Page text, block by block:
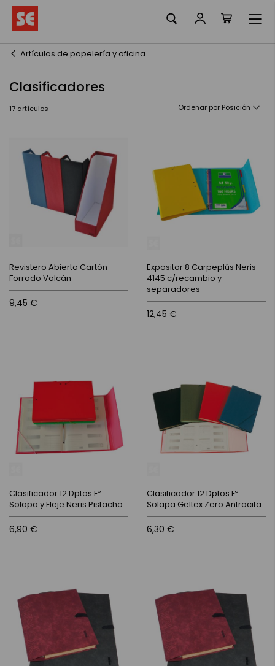
contenido
Artículos de papelería y oficina
Clasificadores
17 artículos Ordenar por
Revistero Abierto Cartón
Forrado Volcán
9,45 €
Expositor 8 Carpeplús Neris
4145 c/recambio y
separadores
12,45 €
Clasificador 12 Dptos Fº
Solapa y Fleje Neris Pistacho
6,90 €
Clasificador 12 Dptos Fº
Solapa Geltex Zero Antracita
6,30 €